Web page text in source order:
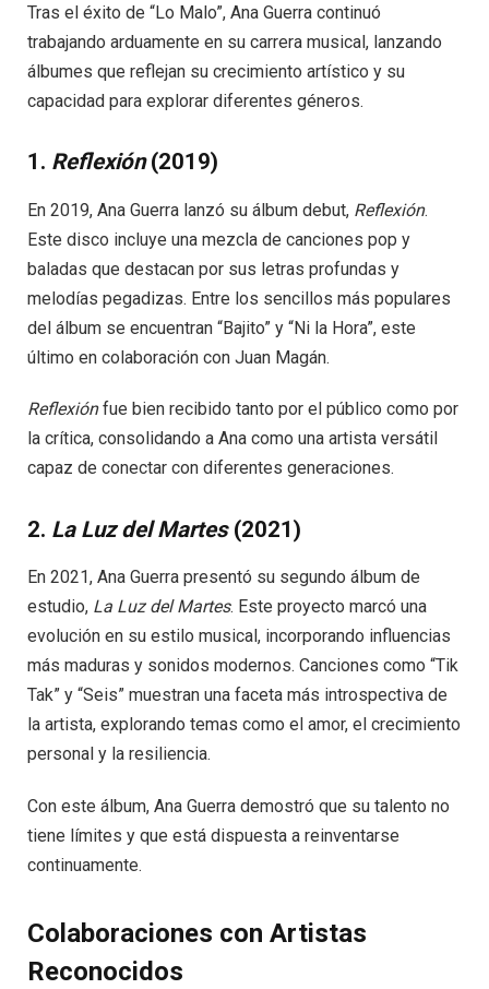
Tras el éxito de “Lo Malo”, Ana Guerra continuó
trabajando arduamente en su carrera musical, lanzando
álbumes que reflejan su crecimiento artístico y su
capacidad para explorar diferentes géneros.
1. Reflexión(2019)
En 2019, Ana Guerra lanzó su álbum debut, Reflexión.
Este disco incluye una mezcla de canciones pop y
baladas que destacan por sus letras profundas y
melodías pegadizas. Entre los sencillos más populares
del álbum se encuentran “Bajito” y “Ni la Hora”, este
último en colaboración con Juan Magán.
Reflexiónfue bien recibido tanto por el público como por
la crítica, consolidando a Ana como una artista versátil
capaz de conectar con diferentes generaciones.
2. La Luz del Martes(2021)
En 2021, Ana Guerra presentó su segundo álbum de
estudio, La Luz del Martes. Este proyecto marcó una
evolución en su estilo musical, incorporando influencias
más maduras y sonidos modernos. Canciones como “Tik
Tak” y “Seis” muestran una faceta más introspectiva de
la artista, explorando temas como el amor, el crecimiento
personal y la resiliencia.
Con este álbum, Ana Guerra demostró que su talento no
tiene límites y que está dispuesta a reinventarse
continuamente.
Colaboraciones con Artistas
Reconocidos